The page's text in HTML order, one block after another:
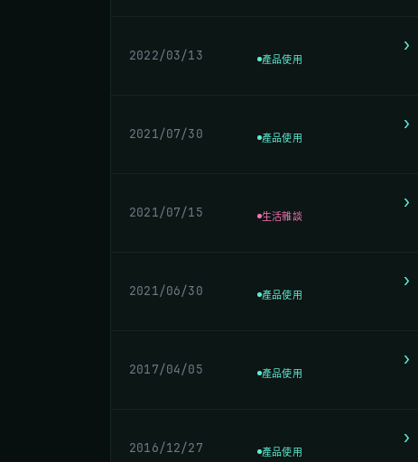
2022/03/13 產品使用
2021/07/30 產品使用
2021/07/15 生活雜談
2021/06/30 產品使用
2017/04/05 產品使用
2016/12/27 產品使用